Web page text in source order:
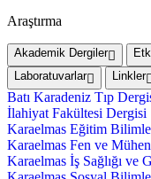
Araştırma
Akademik Dergiler
Laboratuvarlar
Linkler
Batı Karadeniz Tıp
İlahiyat Fakültesi Dergisi
Karaelmas Eğitim
Karaelmas Fen ve
Karaelmas İş Sağlığı ve